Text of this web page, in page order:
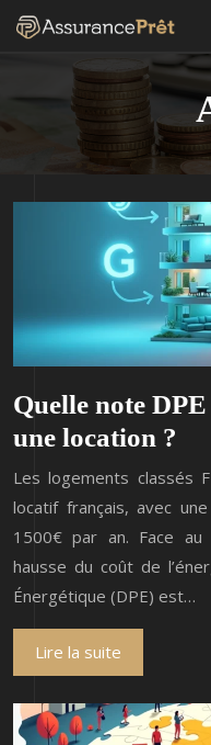
Quelle note
une location ?
Les logements classés
locatif français, avec
1500€ par an. Face
hausse du coût de
Énergétique (DPE) est…
Lire la suite